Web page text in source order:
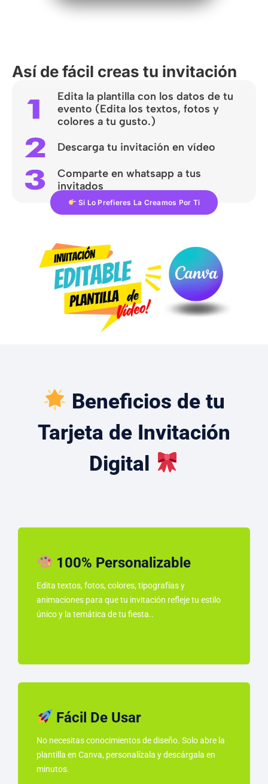
Así de fácil creas tu invitación
Edita la plantilla con los datos de tu
evento (Edita los textos, fotos y
colores a tu gusto.)
Descarga tu invitación en vídeo
Comparte en whatsapp a tus
invitados
Si Lo Prefieres La Creamos Por Ti
Beneficios de tu
Tarjeta de Invitación
Digital
100% Personalizable
Edita textos, fotos, colores, tipografías y
animaciones para que tu invitación refleje tu estilo
único y la temática de tu fiesta..
Fácil De Usar
No necesitas conocimientos de diseño. Solo abre la
plantilla en Canva, personalízala y descárgala en
minutos.